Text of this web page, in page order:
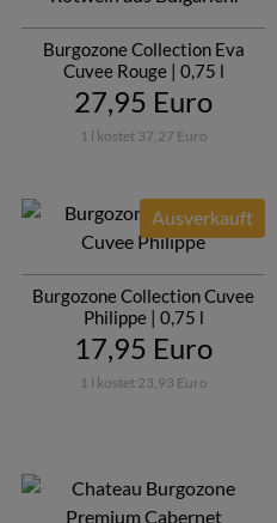
Burgozone Collection Eva
Cuvee Rouge | 0,75 l
27,95 Euro
1 l kostet 37,27 Euro
Burgozone Collection Cuvee
Philippe | 0,75 l
Ausverkauft
17,95 Euro
1 l kostet 23,93 Euro